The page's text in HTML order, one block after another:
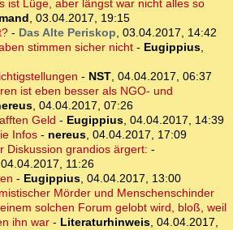
ist Lüge, aber längst war nicht alles so
, 03.04.2017, 19:15
- Das Alte Periskop, 03.04.2017, 14:42
stimmen sicher nicht- Eugippius,
- NST, 04.04.2017, 06:37
ist eben besser als NGO- und
, 04.04.2017, 07:26
Geld - Eugippius, 04.04.2017, 14:39
Infos- nereus, 04.04.2017, 17:09
Diskussion grandios ärgert: -
04.04.2017, 11:26
- Eugippius, 04.04.2017, 13:00
Mörder und Menschenschinder
solchen Forum gelobt wird, bloß, weil
ihn war - Literaturhinweis, 04.04.2017,